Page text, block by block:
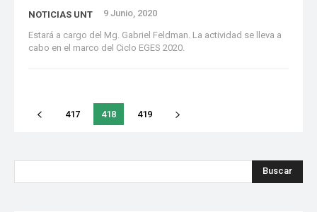
NOTICIAS UNT 9 Junio, 2020
Estará a cargo del Mg. Gabriel Feldman. La actividad se lleva a
cabo en el marco del Ciclo EGES 2020.
417 418 419
Buscar